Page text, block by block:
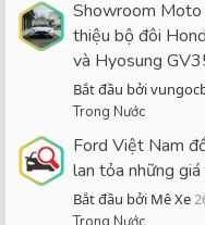
Showroom Moto
thiệu bộ đôi
và Hyosung
Bắt đầu bởi
Trong Nước
Ford Việt Nam
lan tỏa những
Bắt đầu bởi Mê Xe